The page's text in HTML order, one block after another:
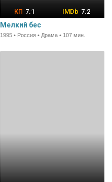
7.1 7.2
Мелкий бес
1995 • Россия • Драма • 107 мин.